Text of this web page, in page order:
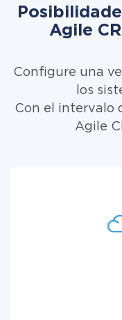
Agile
Configure una
los
Con el intervalo
Agile